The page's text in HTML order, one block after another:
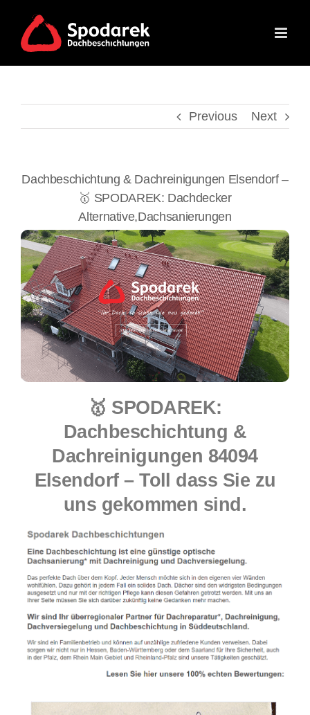
content
Previous Next
Dachbeschichtung & Dachreinigungen Elsendorf –
🥇 SPODAREK: Dachdecker
Alternative,Dachsanierungen
🥇 SPODAREK:
Dachbeschichtung &
Dachreinigungen 84094
Elsendorf – Toll dass Sie zu
uns gekommen sind.